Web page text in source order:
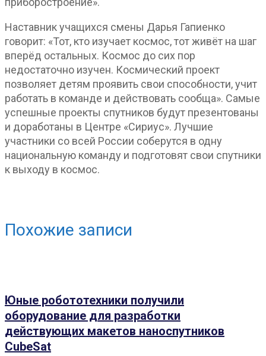
Наставник учащихся смены Дарья Гапиенко
говорит: «Тот, кто изучает космос, тот живёт на шаг
вперёд остальных. Космос до сих пор
недостаточно изучен. Космический проект
позволяет детям проявить свои способности, учит
работать в команде и действовать сообща». Самые
успешные проекты спутников будут презентованы
и доработаны в Центре «Сириус». Лучшие
участники со всей России соберутся в одну
национальную команду и подготовят свои спутники
к выходу в космос.
Похожие записи
Юные робототехники получили
оборудование для разработки
действующих макетов наноспутников
CubeSat